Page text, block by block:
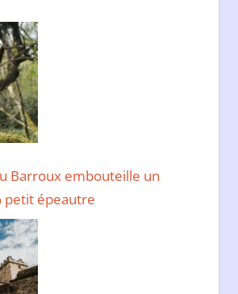
Barroux embouteille un
petit épeautre